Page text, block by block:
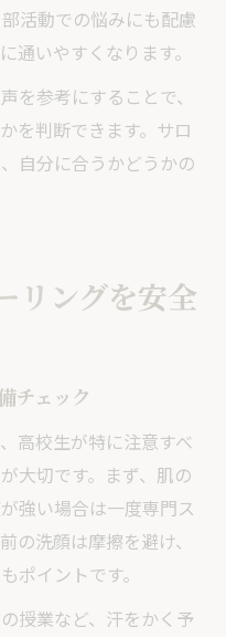
活動での悩みにも配慮
通いやすくなります。
を参考にすることで、
を判断できます。サロ
自分に合うかどうかの
リングを安全
チェック
高校生が特に注意すべ
大切です。まず、肌の
強い場合は一度専門ス
の洗顔は摩擦を避け、
ポイントです。
授業など、汗をかく予